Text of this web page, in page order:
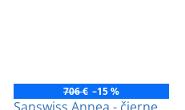
706 € –15 %